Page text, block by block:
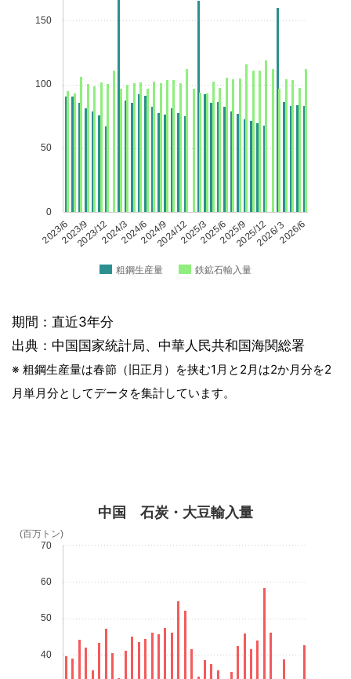
粗鋼生産量 鉄鉱石輸入量
2023/6 2023/12 2024/6 2024/12 2025/6 2025/12 2026/6
2023/9 2024/3 2024/9 2025/3 2025/9 2026/３
0
50
100
150
期間：直近3年分
出典：中国国家統計局、中華人民共和国海関総署
※ 粗鋼生産量は春節（旧正月）を挟む1月と2月は2か月分を2
月単月分としてデータを集計しています。
中国 石炭・大豆輸入量
40
50
60
70
(百万トン)